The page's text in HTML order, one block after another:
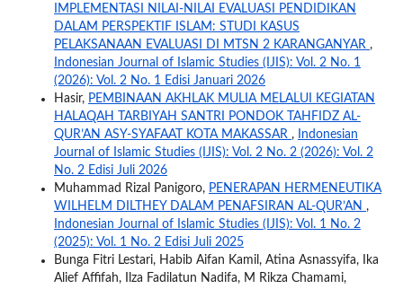
IMPLEMENTASI NILAI-NILAI EVALUASI PENDIDIKAN
DALAM PERSPEKTIF ISLAM: STUDI KASUS
PELAKSANAAN EVALUASI DI MTSN 2 KARANGANYAR ,
Indonesian Journal of Islamic Studies (IJIS): Vol. 2 No. 1
(2026): Vol. 2 No. 1 Edisi Januari 2026
Hasir, PEMBINAAN AKHLAK MULIA MELALUI KEGIATAN
HALAQAH TARBIYAH SANTRI PONDOK TAHFIDZ AL-
QUR’AN ASY-SYAFAAT KOTA MAKASSAR ,
Indonesian
Journal of Islamic Studies (IJIS): Vol. 2 No. 2 (2026): Vol. 2
No. 2 Edisi Juli 2026
Muhammad Rizal Panigoro, PENERAPAN HERMENEUTIKA
WILHELM DILTHEY DALAM PENAFSIRAN AL-QUR’AN ,
Indonesian Journal of Islamic Studies (IJIS): Vol. 1 No. 2
(2025): Vol. 1 No. 2 Edisi Juli 2025
Bunga Fitri Lestari, Habib Aifan Kamil, Atina Asnassyifa, Ika
Alief Affifah, Ilza Fadilatun Nadifa, M Rikza Chamami,